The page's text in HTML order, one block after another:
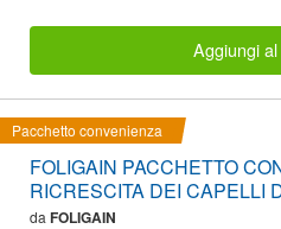
Aggiungi
Pacchetto convenienza
FOLIGAIN PACCHETTO
RICRESCITA DEI CAPELLI
da FOLIGAIN